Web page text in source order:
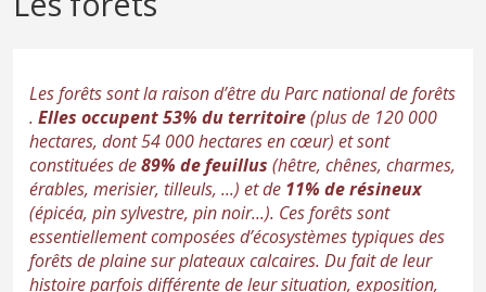
Les forêts sont la raison d’être du Parc national de forêts
. Elles occupent 53% du territoire(plus de 120 000
hectares, dont 54 000 hectares en cœur) et sont
constituées de89% de feuillus (hêtre, chênes, charmes,
érables, merisier, tilleuls, ...) et de 11% de résineux
(épicéa, pin sylvestre, pin noir...). Ces forêts sont
essentiellement composées d’écosystèmes typiques des
forêts de plaine sur plateaux calcaires. Du fait de leur
histoire parfois différente de leur situation, exposition,